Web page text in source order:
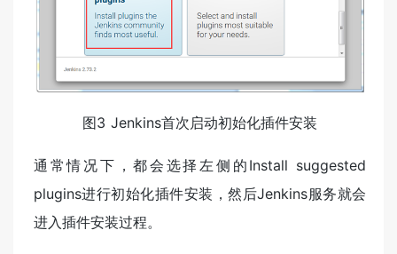
图3 Jenkins首次启动初始化插件安装
通常情况下，都会选择左侧的Install suggested
plugins进行初始化插件安装，然后Jenkins服务就会
进入插件安装过程。